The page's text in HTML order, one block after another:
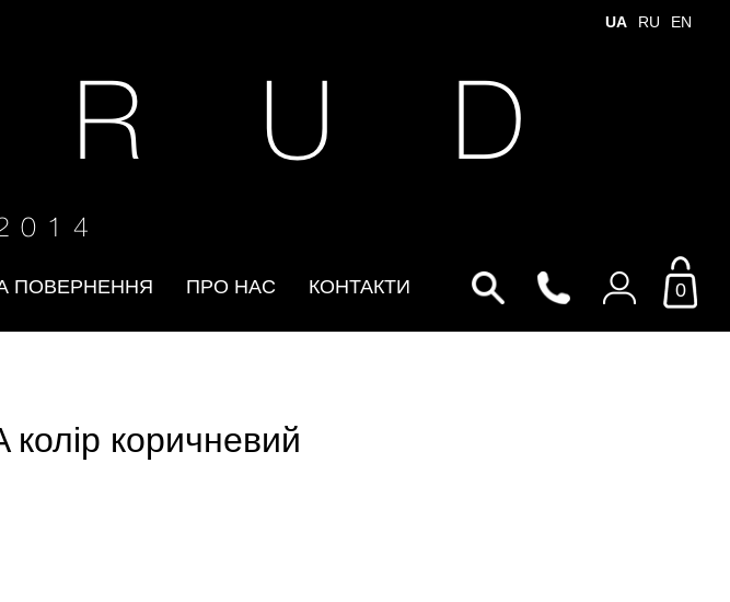
UA RU EN
U D
ПОВЕРНЕННЯ ПРО НАС КОНТАКТИ 0
колір коричневий